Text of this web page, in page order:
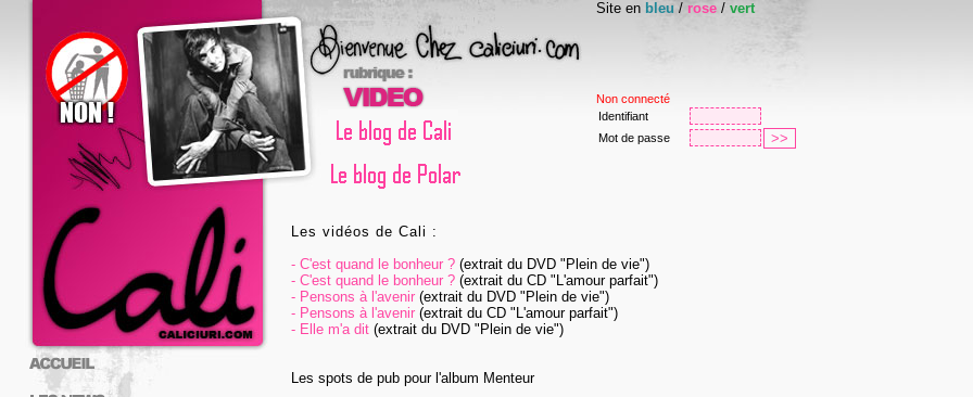
Site en bleu / rose / vert
Non connecté
Identifiant
Mot de passe
Les vidéos de Cali :
- C'est quand le bonheur ? (extrait du DVD "Plein de vie")
- C'est quand le bonheur ? (extrait du CD "L'amour parfait")
- Pensons à l'avenir (extrait du DVD "Plein de vie")
- Pensons à l'avenir (extrait du CD "L'amour parfait")
- Elle m'a dit (extrait du DVD "Plein de vie")
Les spots de pub pour l'album Menteur